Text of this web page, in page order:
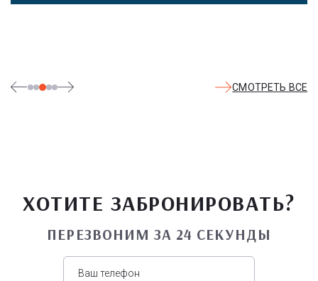
СМОТРЕТЬ ВСЕ
ХОТИТЕ ЗАБРОНИРОВАТЬ?
ПЕРЕЗВОНИМ ЗА 24 СЕКУНДЫ